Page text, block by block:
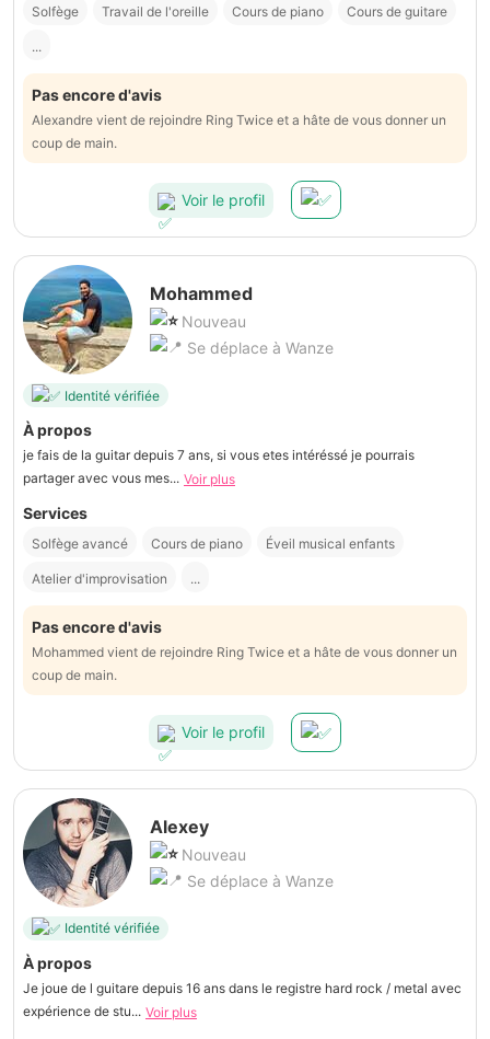
Solfège Travail de l'oreille Cours de piano Cours de guitare
...
Pas encore d'avis
Alexandre vient de rejoindre Ring Twice et a hâte de vous donner un
coup de main.
Voir le profil
Mohammed
Nouveau
Se déplace à Wanze
Identité vérifiée
À propos
je fais de la guitar depuis 7 ans, si vous etes intéréssé je pourrais
partager avec vous mes... Voir plus
Services
Solfège avancé Cours de piano Éveil musical enfants
Atelier d'improvisation ...
Pas encore d'avis
Mohammed vient de rejoindre Ring Twice et a hâte de vous donner un
coup de main.
Voir le profil
Alexey
Nouveau
Se déplace à Wanze
Identité vérifiée
À propos
Je joue de l guitare depuis 16 ans dans le registre hard rock / metal avec
expérience de stu... Voir plus